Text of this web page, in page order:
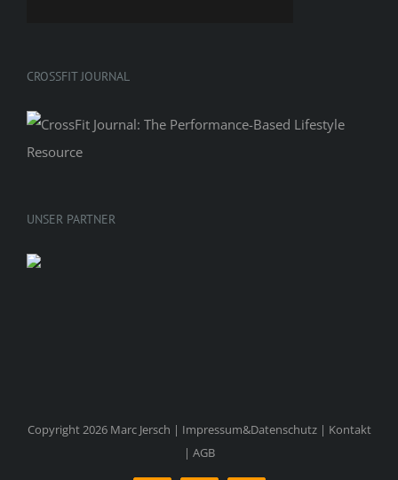
CROSSFIT JOURNAL
UNSER PARTNER
Copyright 2026 Marc Jersch | Impressum&Datenschutz| Kontakt
| AGB